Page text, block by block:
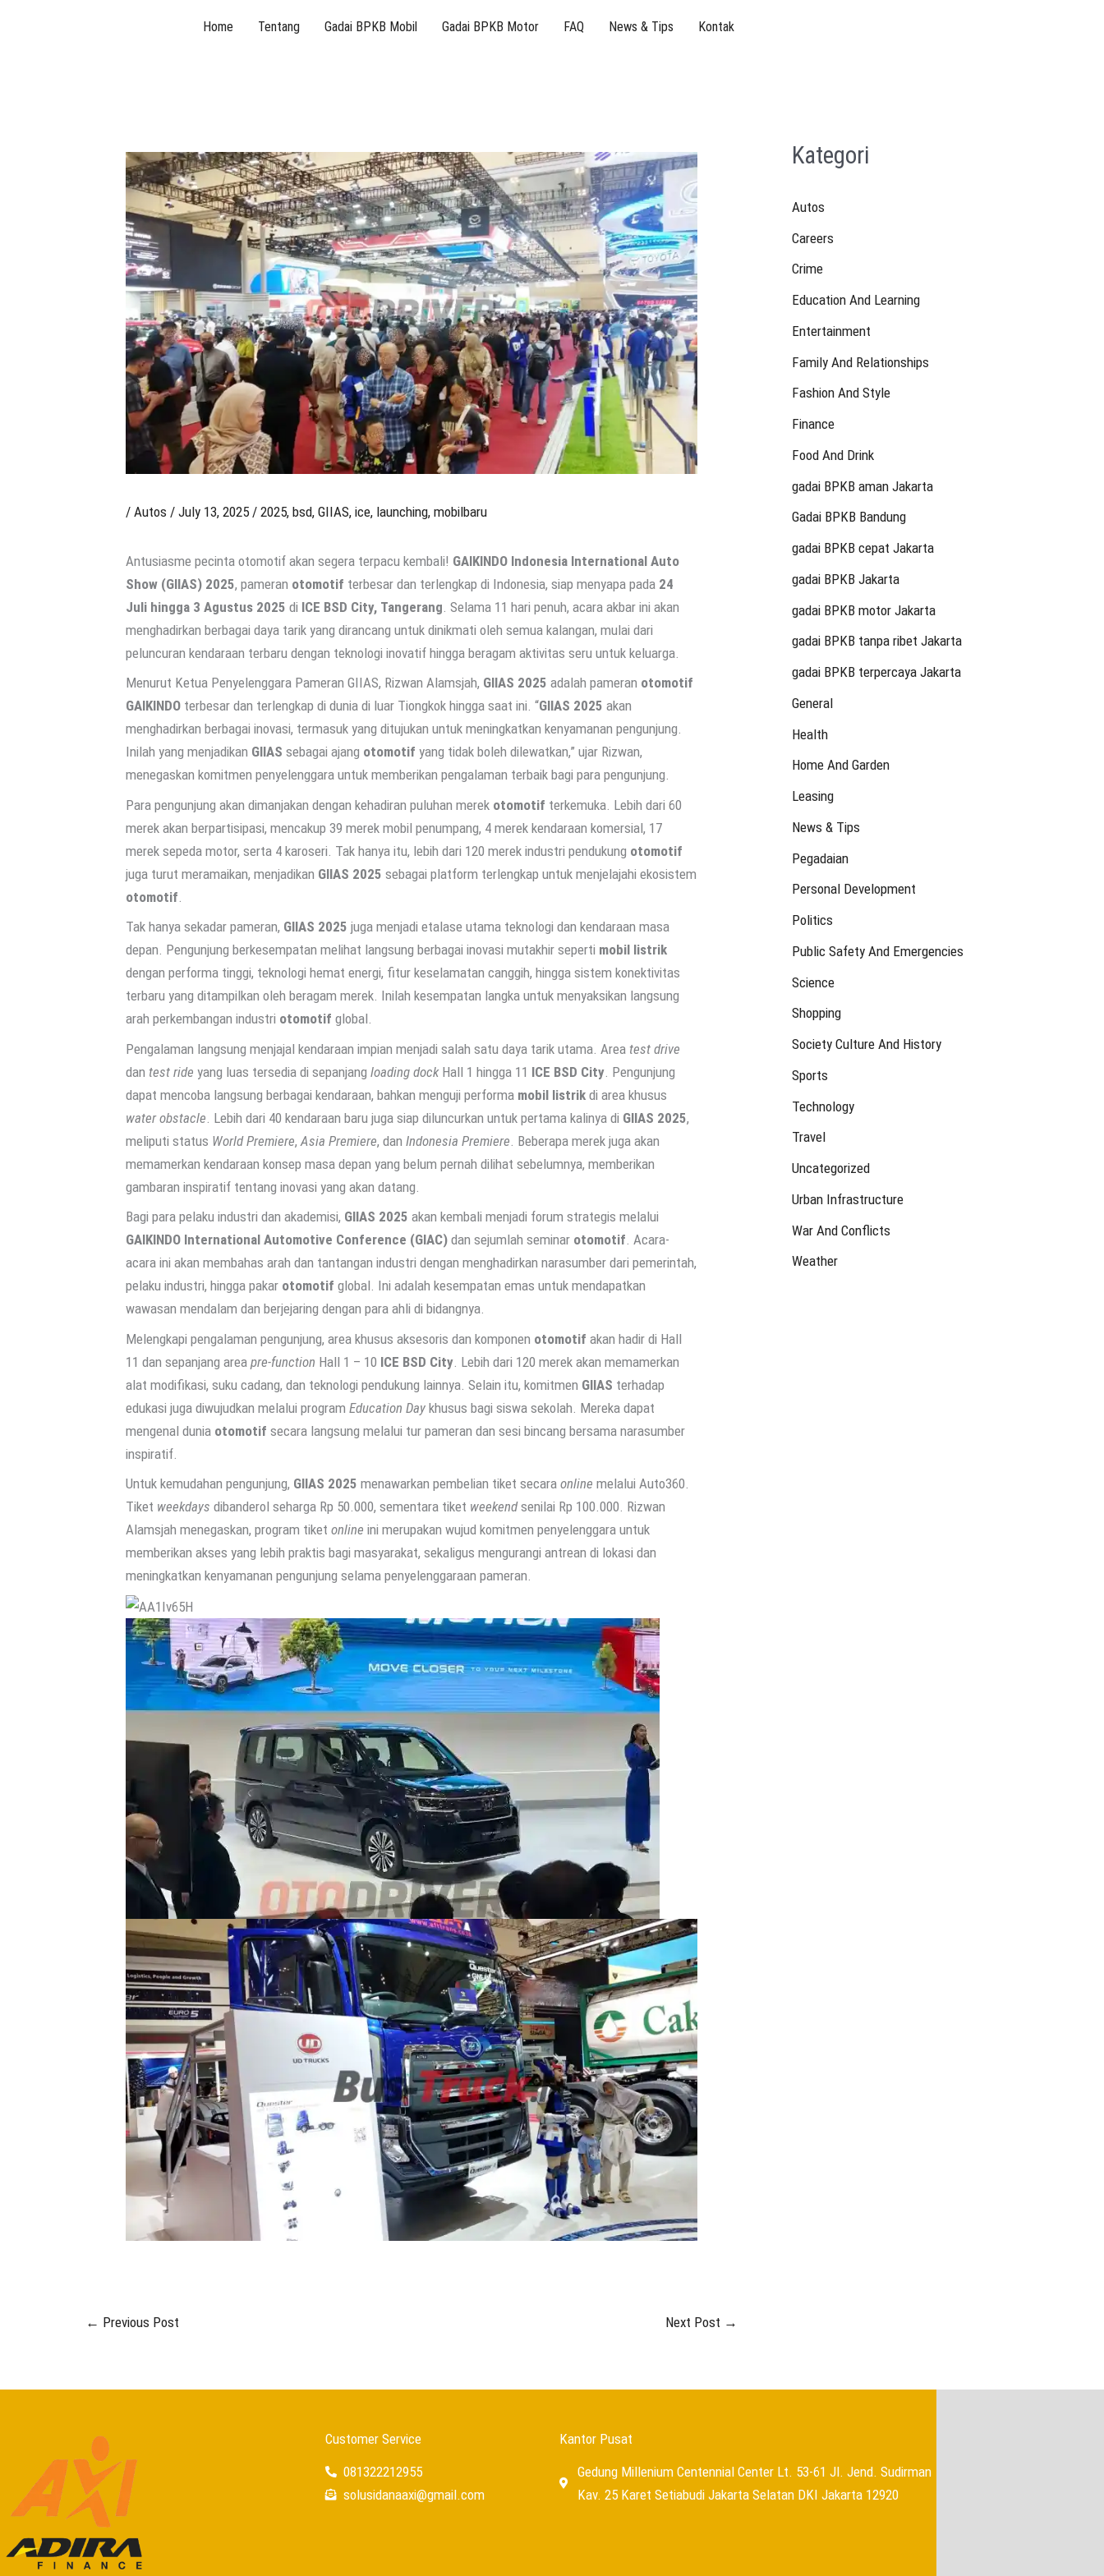
Home Tentang Gadai BPKB Mobil Gadai BPKB Motor FAQ News & Tips Kontak
/ Autos / July 13, 2025 / 2025, bsd, GIIAS, ice, launching, mobilbaru
Antusiasme pecinta otomotif akan segera terpacu kembali! GAIKINDO Indonesia International Auto
Show (GIIAS) 2025, pameran otomotif terbesar dan terlengkap di Indonesia, siap menyapa pada 24
Juli hingga 3 Agustus 2025 di ICE BSD City, Tangerang . Selama 11 hari penuh, acara akbar ini akan
menghadirkan berbagai daya tarik yang dirancang untuk dinikmati oleh semua kalangan, mulai dari
peluncuran kendaraan terbaru dengan teknologi inovatif hingga beragam aktivitas seru untuk keluarga.
Menurut Ketua Penyelenggara Pameran GIIAS, Rizwan Alamsjah, GIIAS 2025 adalah pameran otomotif
GAIKINDO terbesar dan terlengkap di dunia di luar Tiongkok hingga saat ini. “GIIAS 2025 akan
menghadirkan berbagai inovasi, termasuk yang ditujukan untuk meningkatkan kenyamanan pengunjung.
Inilah yang menjadikan GIIAS sebagai ajang otomotif yang tidak boleh dilewatkan,” ujar Rizwan,
menegaskan komitmen penyelenggara untuk memberikan pengalaman terbaik bagi para pengunjung.
Para pengunjung akan dimanjakan dengan kehadiran puluhan merek otomotif terkemuka. Lebih dari 60
merek akan berpartisipasi, mencakup 39 merek mobil penumpang, 4 merek kendaraan komersial, 17
merek sepeda motor, serta 4 karoseri. Tak hanya itu, lebih dari 120 merek industri pendukung otomotif
juga turut meramaikan, menjadikan GIIAS 2025 sebagai platform terlengkap untuk menjelajahi ekosistem
otomotif
Tak hanya sekadar pameran, GIIAS 2025 juga menjadi etalase utama teknologi dan kendaraan masa
depan. Pengunjung berkesempatan melihat langsung berbagai inovasi mutakhir seperti mobil listrik
dengan performa tinggi, teknologi hemat energi, fitur keselamatan canggih, hingga sistem konektivitas
terbaru yang ditampilkan oleh beragam merek. Inilah kesempatan langka untuk menyaksikan langsung
arah perkembangan industri otomotif global.
Pengalaman langsung menjajal kendaraan impian menjadi salah satu daya tarik utama. Area test drive
dan test ride yang luas tersedia di sepanjang loading dockHall 1 hingga 11 ICE BSD City . Pengunjung
dapat mencoba langsung berbagai kendaraan, bahkan menguji performa mobil listrik di area khusus
water obstacle . Lebih dari 40 kendaraan baru juga siap diluncurkan untuk pertama kalinya di GIIAS 2025,
meliputi status World Premiere, Asia Premiere, dan Indonesia Premiere . Beberapa merek juga akan
memamerkan kendaraan konsep masa depan yang belum pernah dilihat sebelumnya, memberikan
gambaran inspiratif tentang inovasi yang akan datang.
Bagi para pelaku industri dan akademisi, GIIAS 2025 akan kembali menjadi forum strategis melalui
GAIKINDO International Automotive Conference (GIAC) dan sejumlah seminar otomotif. Acara-
acara ini akan membahas arah dan tantangan industri dengan menghadirkan narasumber dari pemerintah,
pelaku industri, hingga pakar otomotif global. Ini adalah kesempatan emas untuk mendapatkan
wawasan mendalam dan berjejaring dengan para ahli di bidangnya.
Melengkapi pengalaman pengunjung, area khusus aksesoris dan komponen otomotif akan hadir di Hall
11 dan sepanjang area pre-function Hall 1 – 10 ICE BSD City . Lebih dari 120 merek akan memamerkan
alat modifikasi, suku cadang, dan teknologi pendukung lainnya. Selain itu, komitmen GIIAS terhadap
edukasi juga diwujudkan melalui program Education Day khusus bagi siswa sekolah. Mereka dapat
mengenal dunia otomotif secara langsung melalui tur pameran dan sesi bincang bersama narasumber
inspiratif.
Untuk kemudahan pengunjung, GIIAS 2025 menawarkan pembelian tiket secara online melalui Auto360.
Tiket weekdays dibanderol seharga Rp 50.000, sementara tiket weekendsenilai Rp 100.000. Rizwan
Alamsjah menegaskan, program tiket online ini merupakan wujud komitmen penyelenggara untuk
memberikan akses yang lebih praktis bagi masyarakat, sekaligus mengurangi antrean di lokasi dan
meningkatkan kenyamanan pengunjung selama penyelenggaraan pameran.
← Previous Post Next Post →
Kategori
Autos
Careers
Crime
Education And Learning
Entertainment
Family And Relationships
Fashion And Style
Finance
Food And Drink
gadai BPKB aman Jakarta
Gadai BPKB Bandung
gadai BPKB cepat Jakarta
gadai BPKB Jakarta
gadai BPKB motor Jakarta
gadai BPKB tanpa ribet Jakarta
gadai BPKB terpercaya Jakarta
General
Health
Home And Garden
Leasing
News & Tips
Pegadaian
Personal Development
Politics
Public Safety And Emergencies
Science
Shopping
Society Culture And History
Sports
Technology
Travel
Uncategorized
Urban Infrastructure
War And Conflicts
Weather
Customer Service
081322212955
solusidanaaxi@gmail.com
Kantor Pusat
Gedung Millenium Centennial Center Lt. 53-61 Jl. Jend. Sudirman
Kav. 25 Karet Setiabudi Jakarta Selatan DKI Jakarta 12920